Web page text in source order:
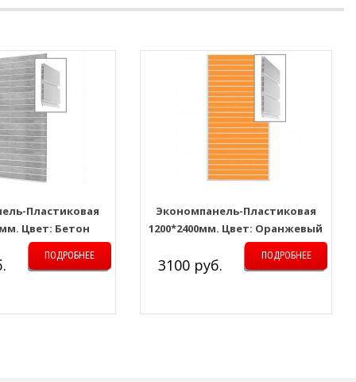
Пластиковая
Цвет: Бетон
ПОДРОБНЕЕ
Экономпанель-Пластиковая
1200*2400мм. Цвет: Оранжевый
3100 руб. ПОДРОБНЕЕ